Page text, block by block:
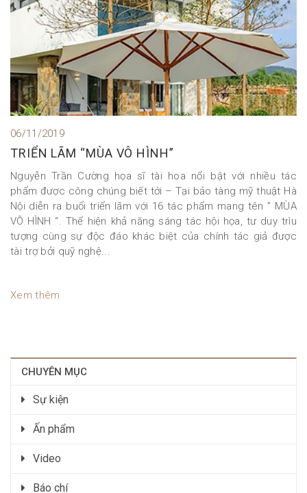
06/11/2019
TRIỂN LÃM “MÙA VÔ HÌNH”
Nguyễn Trần Cường họa sĩ tài hoa nổi bật với nhiều tác
phẩm được công chúng biết tới – Tại bảo tàng mỹ thuật Hà
Nội diễn ra buổi triển lãm với 16 tác phẩm mang tên ” MÙA
VÔ HÌNH “. Thể hiện khả năng sáng tác hội họa, tư duy trìu
tượng cùng sự độc đáo khác biệt của chính tác giả được
tài trợ bởi quỹ nghệ...
Xem thêm
CHUYÊN MỤC
Sự kiện
Ấn phẩm
Video
Báo chí